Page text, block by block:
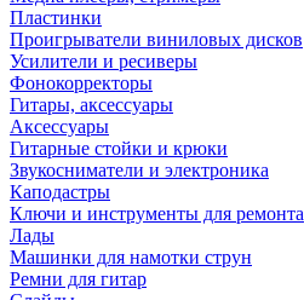
Пластинки
Проигрыватели виниловых дисков
Усилители и ресиверы
Фонокорректоры
Гитары, аксессуары
Аксессуары
Гитарные стойки и крюки
Звукосниматели и электроника
Каподастры
Ключи и инструменты для ремонта
Лады
Машинки для намотки струн
Ремни для гитар